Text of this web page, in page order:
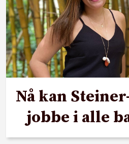
Nå kan
jobbe i alle